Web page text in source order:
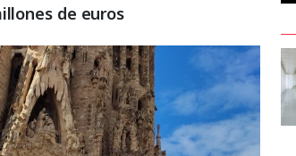
de euros